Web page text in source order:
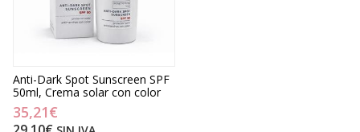
Anti-Dark Spot Sunscreen SPF
50ml, Crema solar con color
35,21€